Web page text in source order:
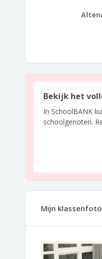
Bekijk het
In SchoolBANK
schoolgenoten.
Mijn